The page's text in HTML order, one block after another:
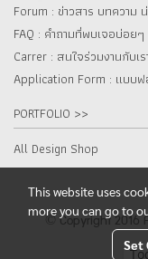
Forum : ข่าวสาร บทความ
FAQ : คำถามที่พบเจอบ่อยๆ
Carrer : สนใจร่วมงานกับเร
Application Form : แบบฟ
PORTFOLIO >>
All Design Shop
© Copyright 2016
This website uses
more you can go to
Set